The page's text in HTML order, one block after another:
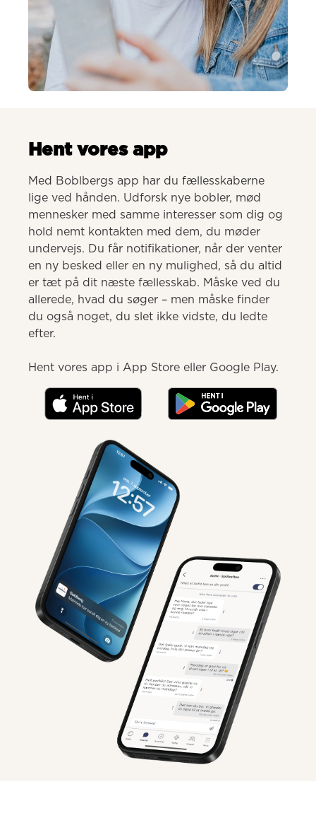
Hent vores app
Med Boblbergs app har du fællesskaberne
lige ved hånden. Udforsk nye bobler, mød
mennesker med samme interesser som dig og
hold nemt kontakten med dem, du møder
undervejs. Du får notifikationer, når der venter
en ny besked eller en ny mulighed, så du altid
er tæt på dit næste fællesskab. Måske ved du
allerede, hvad du søger – men måske finder
du også noget, du slet ikke vidste, du ledte
efter.
Hent vores app i App Store eller Google Play.